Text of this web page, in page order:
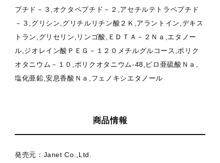
プチド－３,オクタペプチド－２,アセチルテトラペプチド
－３,グリシン,グリチルリチン酸２Ｋ,アラントイン,デキス
トラン,グリセリン,リンゴ酸,ＥＤＴＡ－２Ｎａ,エタノー
ル,ジオレイン酸ＰＥＧ－１２０メチルグルコース,ポリク
オタニウム－１０,ポリクオタニウム-48,ピロ亜硫酸Ｎａ,
塩化亜鉛,安息香酸Ｎａ,フェノキシエタノール
商品情報
発売元：Janet Co.,Ltd.